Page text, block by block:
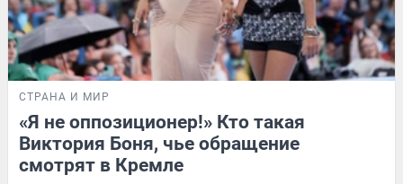
СТРАНА И МИР
«Я не оппозиционер!» Кто такая
Виктория Боня, чье обращение
смотрят в Кремле